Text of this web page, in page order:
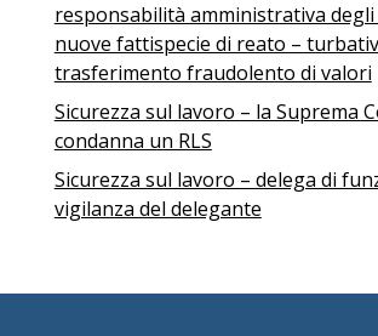
responsabilità amministrativa degli
nuove fattispecie di reato –
trasferimento fraudolento di valori
Sicurezza sul lavoro – la Suprema
condanna un RLS
Sicurezza sul lavoro – delega di
vigilanza del delegante